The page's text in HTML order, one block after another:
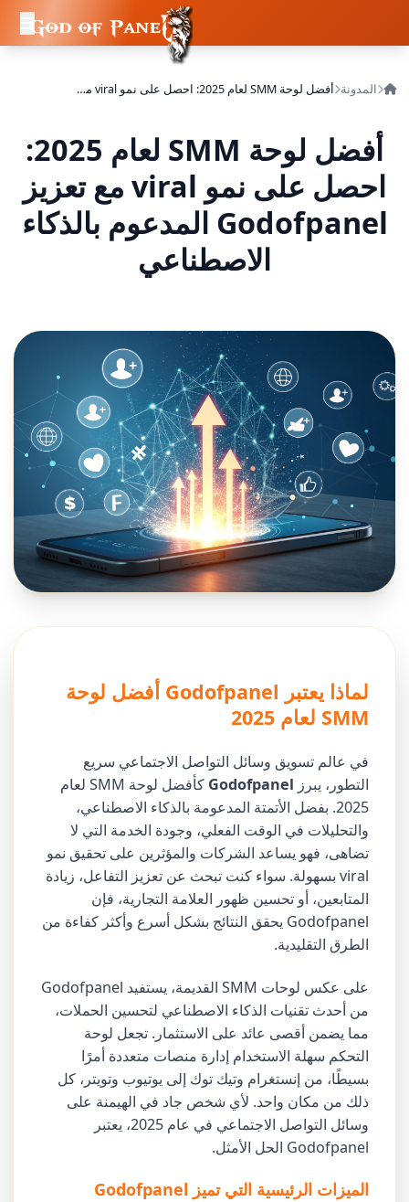
المدونة أفضل لوحة SMM لعام 2025: احصل على نمو viral مع تعزيز Godofpanel المدعوم بالذكاء الاصطناعي
أفضل لوحة SMM لعام 2025:
احصل على نمو viral مع تعزيز
Godofpanel المدعوم بالذكاء
الاصطناعي
لماذا يعتبر Godofpanel أفضل لوحة
SMM لعام 2025
في عالم تسويق وسائل التواصل الاجتماعي سريع
التطور، يبرز Godofpanel
كأفضل لوحة SMM لعام
2025. بفضل الأتمتة المدعومة بالذكاء الاصطناعي،
والتحليلات في الوقت الفعلي، وجودة الخدمة التي لا
تضاهى، فهو يساعد الشركات والمؤثرين على تحقيق نمو
viral بسهولة. سواء كنت تبحث عن تعزيز التفاعل، زيادة
المتابعين، أو تحسين ظهور العلامة التجارية، فإن
Godofpanel يحقق النتائج بشكل أسرع وأكثر كفاءة من
الطرق التقليدية.
على عكس لوحات SMM القديمة، يستفيد Godofpanel
من أحدث تقنيات الذكاء الاصطناعي لتحسين الحملات،
مما يضمن أقصى عائد على الاستثمار. تجعل لوحة
التحكم سهلة الاستخدام إدارة منصات متعددة أمرًا
بسيطًا، من إنستغرام وتيك توك إلى يوتيوب وتويتر، كل
ذلك من مكان واحد. لأي شخص جاد في الهيمنة على
وسائل التواصل الاجتماعي في عام 2025، يعتبر
Godofpanel الحل الأمثل.
الميزات الرئيسية التي تميز Godofpanel